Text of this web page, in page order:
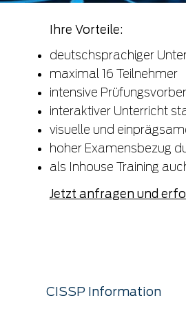
Ihre Vorteile:
​deutschsprachiger
maximal 16 Teilnehmer
intensive
interaktiver Unterricht
visuelle und
hoher Examensbezug
als Inhouse Training
Jetzt anfragen und
CISSP Information